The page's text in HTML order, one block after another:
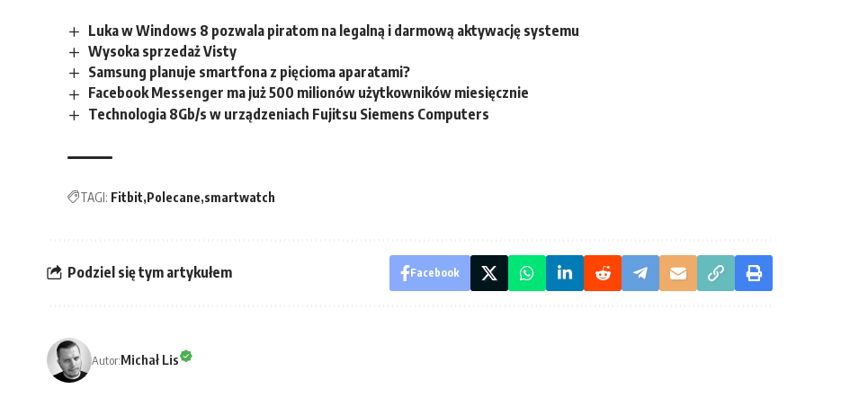
Luka w Windows 8 pozwala piratom na legalną i darmową aktywację systemu
Wysoka sprzedaż Visty
Samsung planuje smartfona z pięcioma aparatami?
Facebook Messenger ma już 500 milionów użytkowników miesięcznie
Technologia 8Gb/s w urządzeniach Fujitsu Siemens Computers
TAGI: Fitbit Polecane smartwatch
Podziel się tym artykułem Facebook
Autor:Michał Lis